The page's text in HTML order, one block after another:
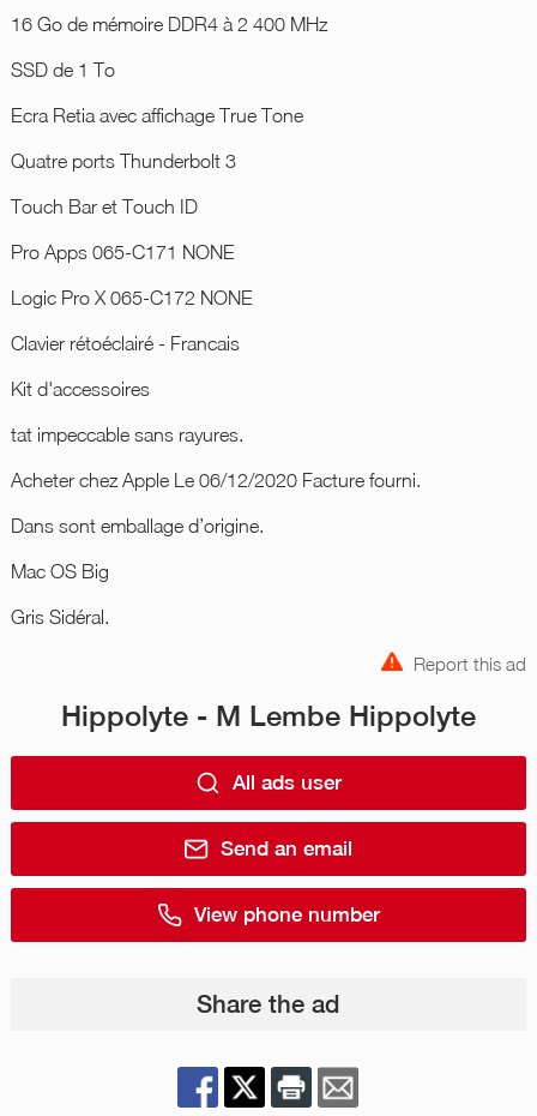
16 Go de mémoire DDR4 à 2 400 MHz
SSD de 1 To
Ecra Retia avec affichage True Tone
Quatre ports Thunderbolt 3
Touch Bar et Touch ID
Pro Apps 065-C171 NONE
Logic Pro X 065-C172 NONE
Clavier rétoéclairé - Francais
Kit d'accessoires
tat impeccable sans rayures.
Acheter chez Apple Le 06/12/2020 Facture fourni.
Dans sont emballage d’origine.
Mac OS Big
Gris Sidéral.
Report this ad
Hippolyte - M Lembe Hippolyte
All ads user
Send an email
View phone number
Share the ad